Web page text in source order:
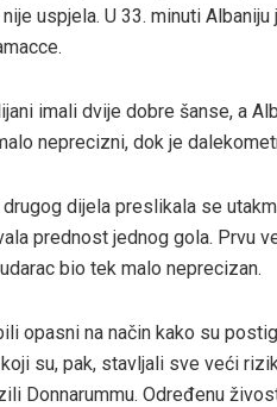
uspjela. U 33. minuti
imali dvije dobre šanse, a
neprecizni, dok je
dijela preslikala se
prednost jednog gola. Prvu
bio tek malo neprecizan.
opasni na način kako su
su, pak, stavljali sve veći
Donnarummu. Određenu